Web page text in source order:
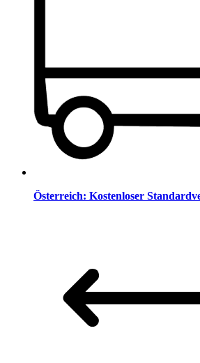
Österreich: Kostenloser